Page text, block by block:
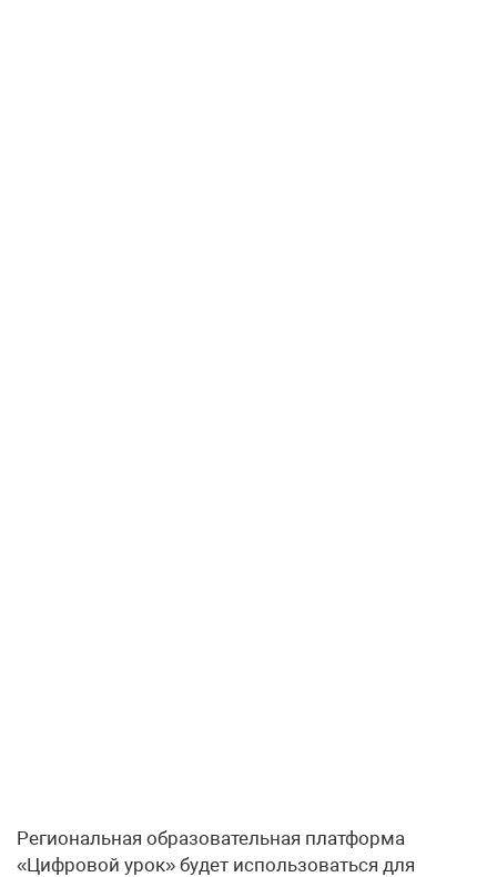
Региональная образовательная платформа
«Цифровой урок» будет использоваться для